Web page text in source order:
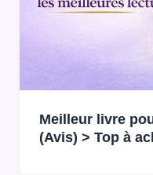
Meilleur livre
(Avis) > Top à